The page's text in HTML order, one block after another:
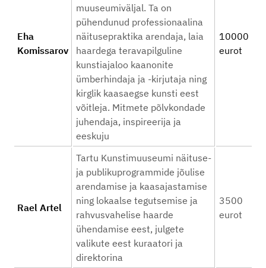
Eha
Komissarov
muuseumiväljal. Ta on
pühendunud professionaalina
näitusepraktika arendaja, laia
haardega teravapilguline
kunstiajaloo kaanonite
ümberhindaja ja -kirjutaja ning
kirglik kaasaegse kunsti eest
võitleja. Mitmete põlvkondade
juhendaja, inspireerija ja
eeskuju
10000
eurot
Rael Artel
Tartu Kunstimuuseumi näituse-
ja publikuprogrammide jõulise
arendamise ja kaasajastamise
ning lokaalse tegutsemise ja
rahvusvahelise haarde
ühendamise eest, julgete
valikute eest kuraatori ja
direktorina
3500
eurot